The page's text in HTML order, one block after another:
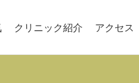
クリニック紹介 アクセス